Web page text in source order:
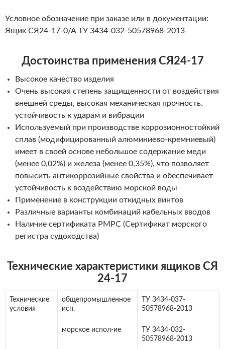
Условное обозначение при заказе или в документации:
Ящик СЯ24-17-0/А ТУ 3434-032-50578968-2013
Достоинства применения СЯ24-17
Высокое качество изделия
Очень высокая степень защищенности от воздействия
внешней среды, высокая механическая прочность.
устойчивость к ударам и вибрации
Используемый при производстве коррозионностойкий
сплав (модифицированный алюминиево-кремниевый)
имеет в своей основе небольшое содержание меди
(менее 0,02%) и железа (менее 0,35%), что позволяет
повысить антикоррозийные свойства и обеспечивает
устойчивость к воздействию морской воды
Применение в конструкции откидных винтов
Различные варианты комбинаций кабельных вводов
Наличие сертификата РМРС (Сертификат морского
регистра судоходства)
Технические характеристики ящиков СЯ
24-17
Технические
условия
общепромышленное
исп.
морское испол-ие
ТУ 3434-037-
50578968-2013
ТУ 3434-032-
50578968-2013